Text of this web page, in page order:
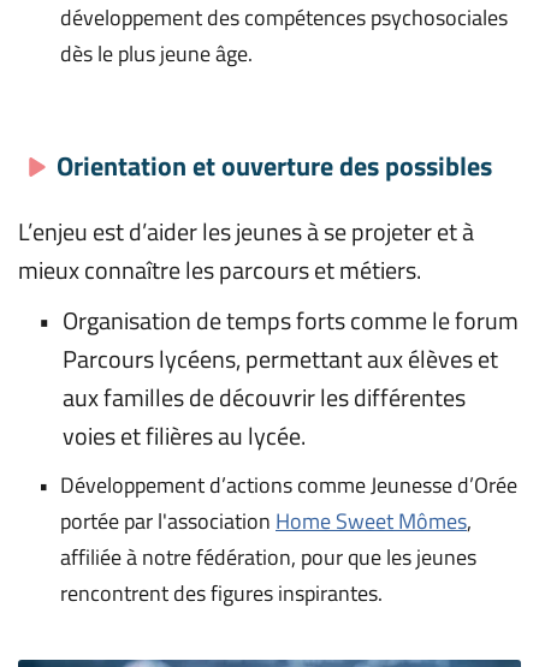
développement des compétences psychosociales
dès le plus jeune âge.
Orientation et ouverture des possibles
L’enjeu est d’aider les jeunes à se projeter et à
mieux connaître les parcours et métiers.
Organisation de temps forts comme le forum
Parcours lycéens, permettant aux élèves et
aux familles de découvrir les différentes
voies et filières au lycée.
Développement d’actions comme Jeunesse d’Orée
portée par l'association Home Sweet Mômes,
affiliée à notre fédération, pour que les jeunes
rencontrent des figures inspirantes.